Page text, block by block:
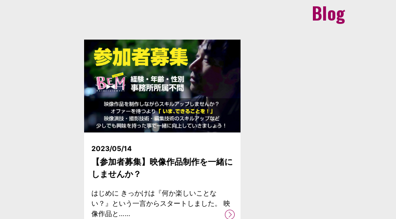
Blog
2023/05/14
【参加者募集】映像作品制作を一緒に
しませんか？
はじめに きっかけは『何か楽しいことな
い？』という一言からスタートしました。 映
像作品と……